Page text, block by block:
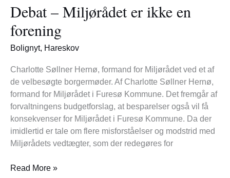
Debat – Miljørådet er ikke en
forening
Bolignyt, Hareskov
Charlotte Søllner Hernø, formand for Miljørådet ved et af
de velbesøgte borgermøder. Af Charlotte Søllner Hernø,
formand for Miljørådet i Furesø Kommune. Det fremgår af
forvaltningens budgetforslag, at besparelser også vil få
konsekvenser for Miljørådet i Furesø Kommune. Da der
imidlertid er tale om flere misforståelser og modstrid med
Miljørådets vedtægter, som der redegøres for
Miljørådet
er
ikke
en
Read More »